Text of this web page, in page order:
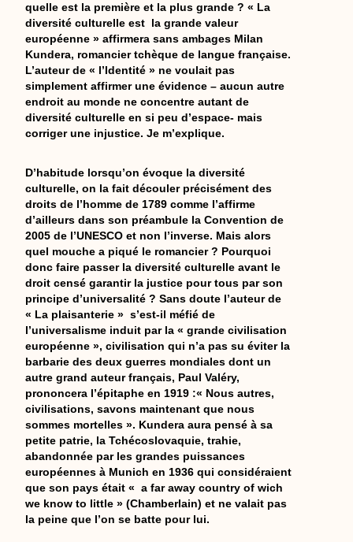
quelle est la première et la plus grande ? « La
diversité culturelle est la grande valeur
européenne » affirmera sans ambages Milan
Kundera, romancier tchèque de langue française.
L’auteur de « l’Identité » ne voulait pas
simplement affirmer une évidence – aucun autre
endroit au monde ne concentre autant de
diversité culturelle en si peu d’espace- mais
corriger une injustice. Je m’explique.
D’habitude lorsqu’on évoque la diversité
culturelle, on la fait découler précisément des
droits de l’homme de 1789 comme l’affirme
d’ailleurs dans son préambule la Convention de
2005 de l’UNESCO et non l’inverse. Mais alors
quel mouche a piqué le romancier ? Pourquoi
donc faire passer la diversité culturelle avant le
droit censé garantir la justice pour tous par son
principe d’universalité ? Sans doute l’auteur de
« La plaisanterie » s’est-il méfié de
l’universalisme induit par la « grande civilisation
européenne », civilisation qui n’a pas su éviter la
barbarie des deux guerres mondiales dont un
autre grand auteur français, Paul Valéry,
prononcera l’épitaphe en 1919 :« Nous autres,
civilisations, savons maintenant que nous
sommes mortelles ». Kundera aura pensé à sa
petite patrie, la Tchécoslovaquie, trahie,
abandonnée par les grandes puissances
européennes à Munich en 1936 qui considéraient
que son pays était « a far away country of wich
we know to little » (Chamberlain) et ne valait pas
la peine que l’on se batte pour lui.